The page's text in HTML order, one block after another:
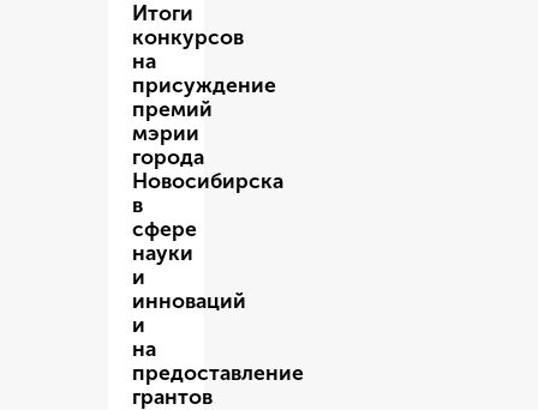
Итоги
конкурсов
на
присуждение
премий
мэрии
города
Новосибирска
в
сфере
науки
и
инноваций
и
на
предоставление
грантов